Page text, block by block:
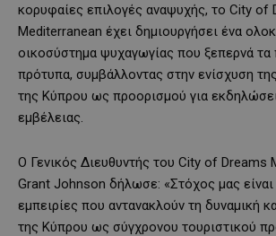
κορυφαίες επιλογές αναψυχής, το City of
Mediterranean έχει δημιουργήσει ένα
οικοσύστημα ψυχαγωγίας που ξεπερνά τα
πρότυπα, συμβάλλοντας στην ενίσχυση
της Κύπρου ως προορισμού για
εμβέλειας.
Ο Γενικός Διευθυντής του City of Dreams
Grant Johnson δήλωσε: «Στόχος μας είναι
εμπειρίες που αντανακλούν τη δυναμική
της Κύπρου ως σύγχρονου τουριστικού